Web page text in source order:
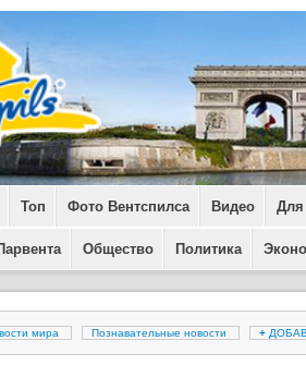
Топ Фото Вентспилса Видео Для
Общество Политика
мира Познавательные новости +